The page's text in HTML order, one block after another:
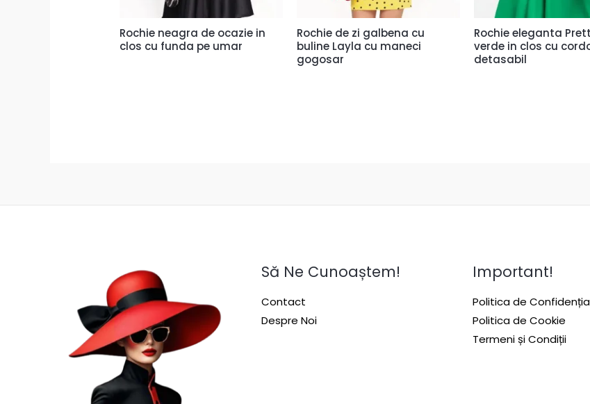
Rochie neagra de ocazie in
clos cu funda pe umar
Rochie de zi galbena cu
buline Layla cu maneci
gogosar
Rochie eleganta
verde in clos cu
detasabil
Să Ne Cunoaștem!
Contact
Despre Noi
Important!
Politica de
Politica de Cookie
Termeni și Condiții